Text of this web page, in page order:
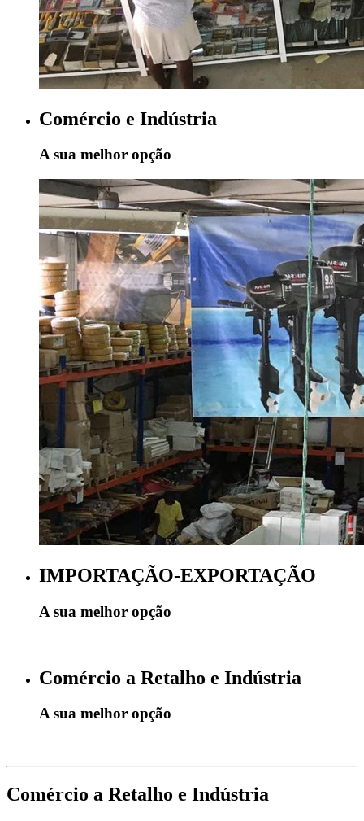
Comércio e Indústria
A sua melhor opção
IMPORTAÇÃO-EXPORTAÇÃO
A sua melhor opção
Comércio a Retalho e Indústria
A sua melhor opção
Comércio a Retalho e Indústria